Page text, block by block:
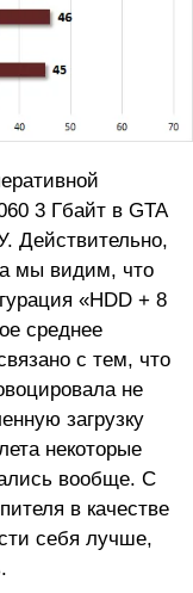
3 Гбайт в GTA
Действительно,
мы видим, что
«HDD + 8
среднее
с тем, что
не
загрузку
некоторые
вообще. С
в качестве
себя лучше,